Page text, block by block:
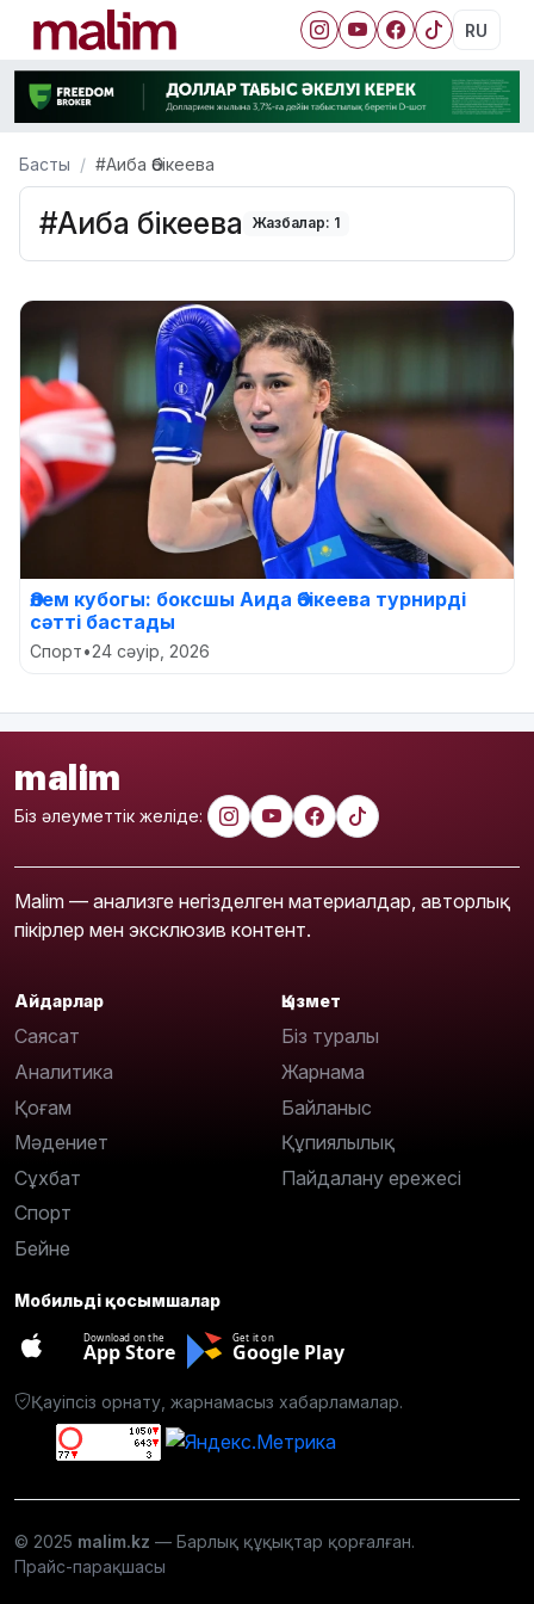
RU
Басты #Аиба Әбікеева
#Аиба Әбікеева Жазбалар: 1
Әлем кубогы: боксшы Аида Әбікеева турнирді
сәтті бастады
Спорт•24 сәуір, 2026
malim
Біз әлеуметтік желіде:
Malim — анализге негізделген материалдар, авторлық
пікірлер мен эксклюзив контент.
Айдарлар
Саясат
Аналитика
Қоғам
Мәдениет
Сұхбат
Спорт
Бейне
Қызмет
Біз туралы
Жарнама
Байланыс
Құпиялылық
Пайдалану ережесі
Мобильді қосымшалар
Download on the
App Store
Get it on
Google Play
Қауіпсіз орнату, жарнамасыз хабарламалар.
© 2025 malim.kz — Барлық құқықтар қорғалған.
Прайс-парақшасы